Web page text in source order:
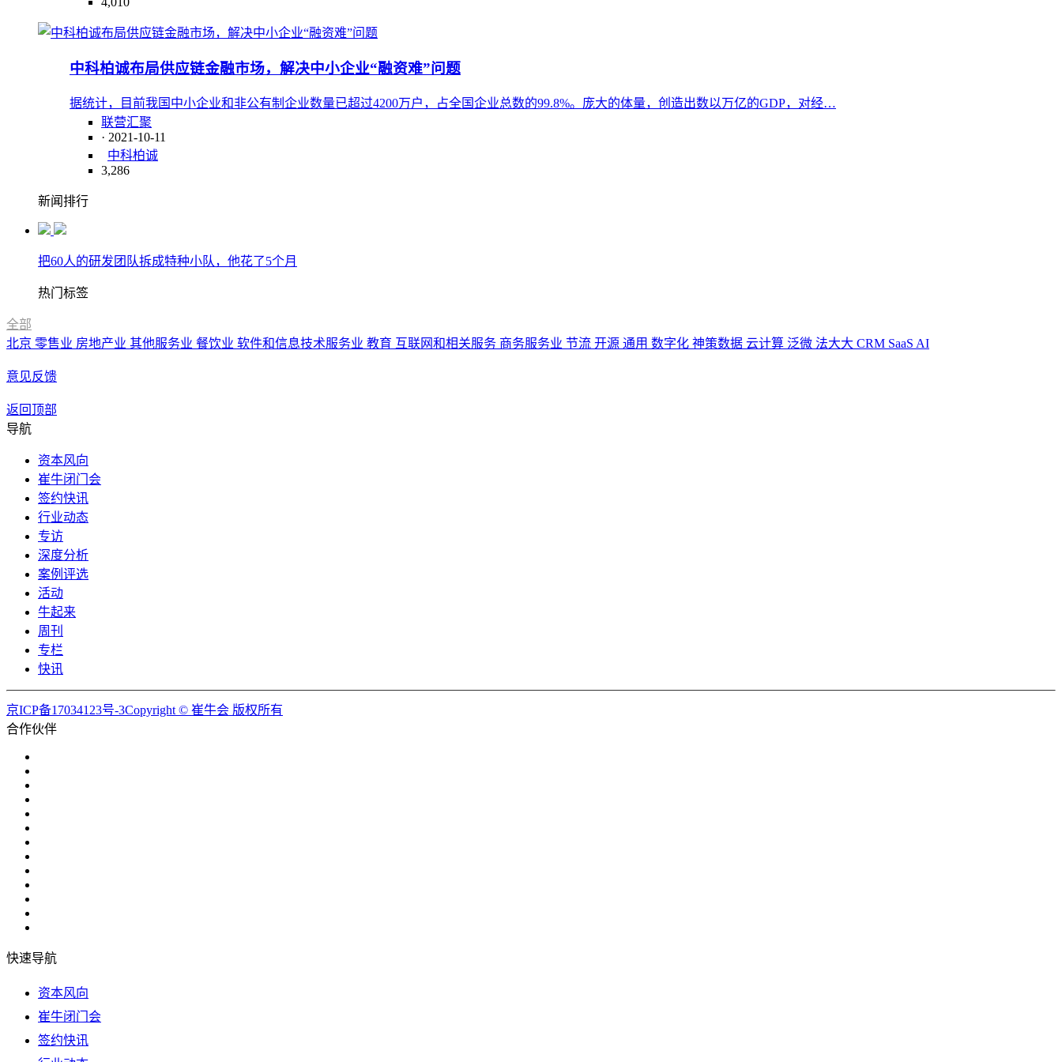
中科柏诚布局供应链金融市场，解决中小企业“融资难”问题
据统计，目前我国中小企业和非公有制企业数量已超过4200万户，占全国企业总数的99.8%。庞大的体量，创造出数以万亿的GDP，对经…
联营汇聚
· 2021-10-11
中科柏诚
3,286
新闻排行
把60人的研发团队拆成特种小队，他花了5个月
热门标签
全部
北京 零售业 房地产业 其他服务业 餐饮业 软件和信息技术服务业 教育 互联网和相关服务 商务服务业 节流 开源 通用 数字化 神策数据 云计算 泛微 法大大 CRM SaaS AI
意见反馈
返回顶部
导航
资本风向
崔牛闭门会
签约快讯
行业动态
专访
深度分析
案例评选
活动
牛起来
周刊
专栏
快讯
京ICP备17034123号-3Copyright © 崔牛会 版权所有
合作伙伴
快速导航
资本风向
崔牛闭门会
签约快讯